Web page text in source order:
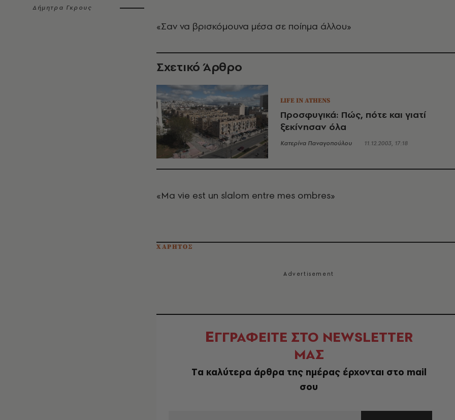
Δήμητρα Γκρους
«Σαν να βρισκόμουνα μέσα σε ποίημα άλλου»
Σχετικό Άρθρο
LIFE IN ATHENS
Προσφυγικά: Πώς, πότε και γιατί
ξεκίνησαν όλα
Κατερίνα Παναγοπούλου 11.12.2003, 17:18
«Ma vie est un slalom entre mes ombres»
ΧΑΡΗΤΟΣ
ΕΓΓΡΑΦΕΙΤΕ ΣΤΟ NEWSLETTER
ΜΑΣ
Tα καλύτερα άρθρα της ημέρας έρχονται στο mail
σου